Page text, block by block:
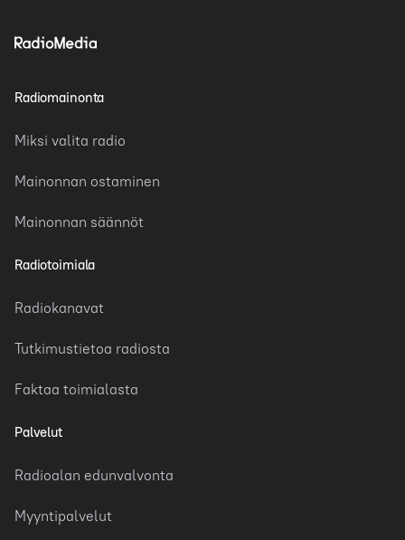
Radiomainonta
Miksi valita radio
Mainonnan ostaminen
Mainonnan säännöt
Radiotoimiala
Radiokanavat
Tutkimustietoa radiosta
Faktaa toimialasta
Palvelut
Radioalan edunvalvonta
Myyntipalvelut